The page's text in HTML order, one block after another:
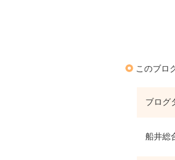
このブロ
ブログ
船井総